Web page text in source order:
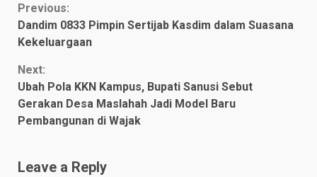
Continue
Reading
Previous:
Dandim 0833 Pimpin Sertijab Kasdim dalam Suasana
Kekeluargaan
Next:
Ubah Pola KKN Kampus, Bupati Sanusi Sebut
Gerakan Desa Maslahah Jadi Model Baru
Pembangunan di Wajak
Leave a Reply